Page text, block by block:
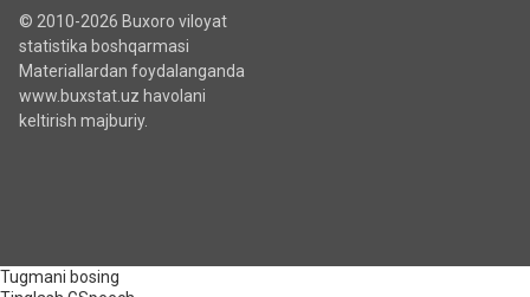
© 2010-2026 Buxoro viloyat
statistika boshqarmasi
Materiallardan foydalanganda
www.buxstat.uz havolani
keltirish majburiy.
Tugmani bosing